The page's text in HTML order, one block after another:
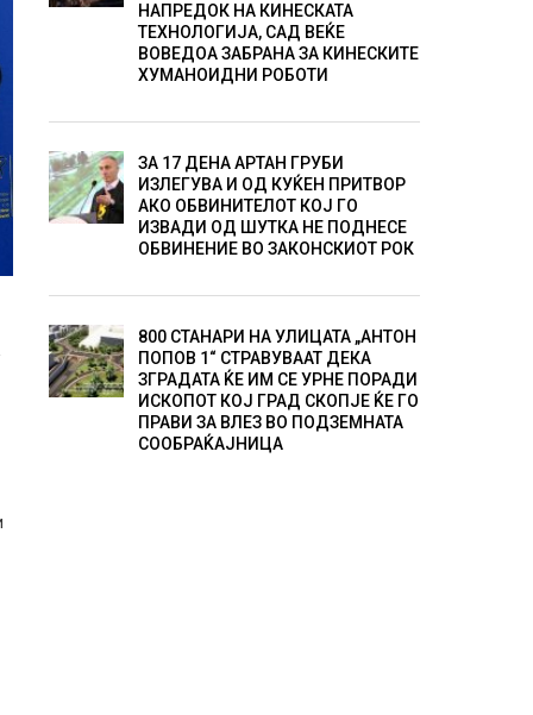
НАПРЕДОК НА КИНЕСКАТА
ТЕХНОЛОГИЈА, САД ВЕЌЕ
ВОВЕДОА ЗАБРАНА ЗА КИНЕСКИТЕ
ХУМАНОИДНИ РОБОТИ
ЗА 17 ДЕНА АРТАН ГРУБИ
ИЗЛЕГУВА И ОД КУЌЕН ПРИТВОР
АКО ОБВИНИТЕЛОТ КОЈ ГО
ИЗВАДИ ОД ШУТКА НЕ ПОДНЕСЕ
ОБВИНЕНИЕ ВО ЗАКОНСКИОТ РОК
800 СТАНАРИ НА УЛИЦАТА „АНТОН
ПОПОВ 1“ СТРАВУВААТ ДЕКА
ЗГРАДАТА ЌЕ ИМ СЕ УРНЕ ПОРАДИ
ИСКОПОТ КОЈ ГРАД СКОПЈЕ ЌЕ ГО
ПРАВИ ЗА ВЛЕЗ ВО ПОДЗЕМНАТА
СООБРАЌАЈНИЦА